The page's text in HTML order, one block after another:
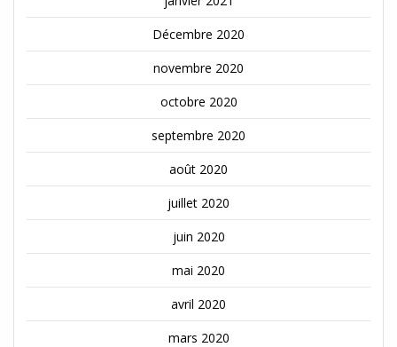
Décembre 2020
novembre 2020
octobre 2020
septembre 2020
août 2020
juillet 2020
juin 2020
mai 2020
avril 2020
mars 2020